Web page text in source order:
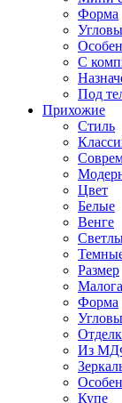
Форма
С
Под
Прихожие
Стиль
Цвет
Белые
Венге
Размер
Форма
Из
Купе